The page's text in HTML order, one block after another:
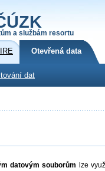
a službám resortu
Otevřená data
dat
datovým souborům lze